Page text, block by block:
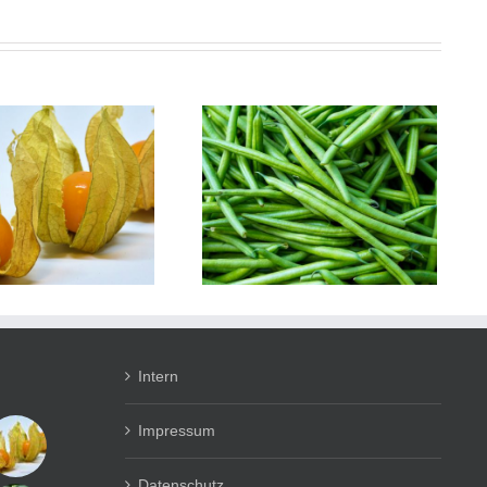
Phaseolus vulgaris
Buschbohne
Intern
Impressum